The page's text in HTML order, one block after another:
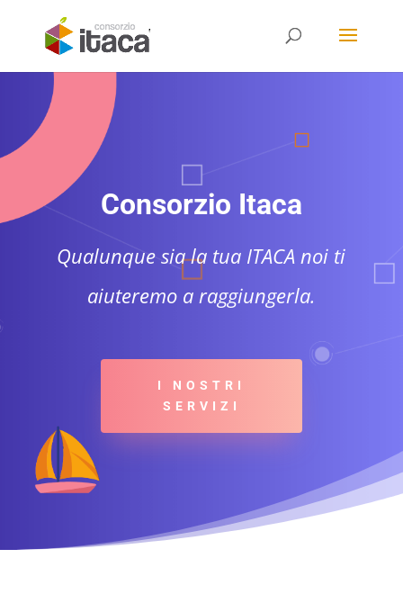
Consorzio Itaca
Qualunque sia la tua ITACA noi ti
aiuteremo a raggiungerla.
I NOSTRI
SERVIZI